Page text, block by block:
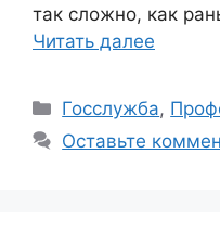
так сложно, как
Читать далее
Рубрики
Госслужба,
Оставьте